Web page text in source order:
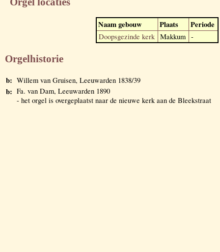
Naam gebouw Plaats Periode
Doopsgezinde kerk Makkum -
Orgelhistorie
b: Willem van Gruisen, Leeuwarden 1838/39
b: Fa. van Dam, Leeuwarden 1890
- het orgel is overgeplaatst naar de nieuwe kerk aan de Bleekstraat